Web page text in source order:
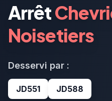
Arrêt
Noisetiers
Desservi par :
JD551 JD588